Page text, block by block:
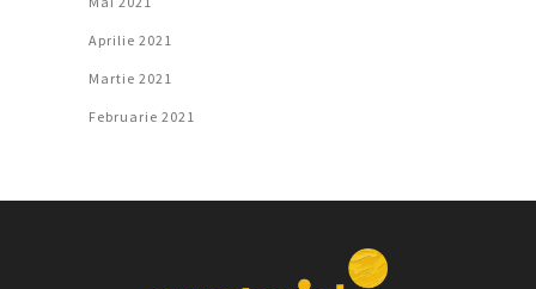
Aprilie 2021
Martie 2021
Februarie 2021